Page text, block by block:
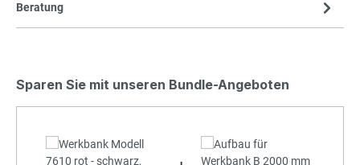
Beratung
Sparen Sie mit unseren Bundle-Angeboten